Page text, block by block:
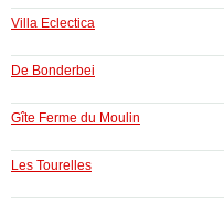
Villa Eclectica
De Bonderbei
Gîte Ferme du Moulin
Les Tourelles